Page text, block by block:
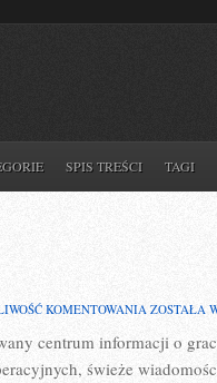
SPIS TREŚCI TAGI
KOMENTOWANIA KOBIETY
ZOSTAŁA
centrum informacji o
świeże